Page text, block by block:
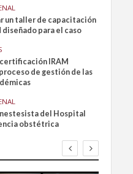
un taller de capacitación
para el caso
certificación IRAM
de gestión de las
del Hospital
obstétrica